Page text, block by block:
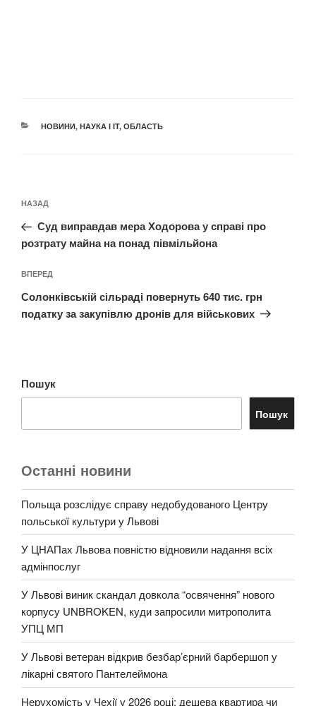
КАТЕГОРІЇ
НОВИНИ, НАУКА І IT, ОБЛАСТЬ
записів
Попередній
запис:
НАЗАД
Суд виправдав мера Ходорова у справі про
розтрату майна на понад півмільйона
Наступний
запис
ВПЕРЕД
Солонківській сільраді повернуть 640 тис. грн
податку за закупівлю дронів для військових
Пошук
Пошук
Останні новини
Польща розслідує справу недобудованого Центру
польської культури у Львові
У ЦНАПах Львова повністю відновили надання всіх
адмінпослуг
У Львові виник скандал довкола “освячення” нового
корпусу UNBROKEN, куди запросили митрополита
УПЦ МП
У Львові ветеран відкрив безбар’єрний барбершоп у
лікарні святого Пантелеймона
Нерухомість у Чехії у 2026 році: дешева квартира чи